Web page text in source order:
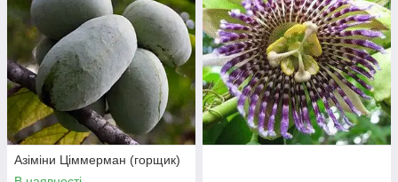
Азіміни Ціммерман (горщик)